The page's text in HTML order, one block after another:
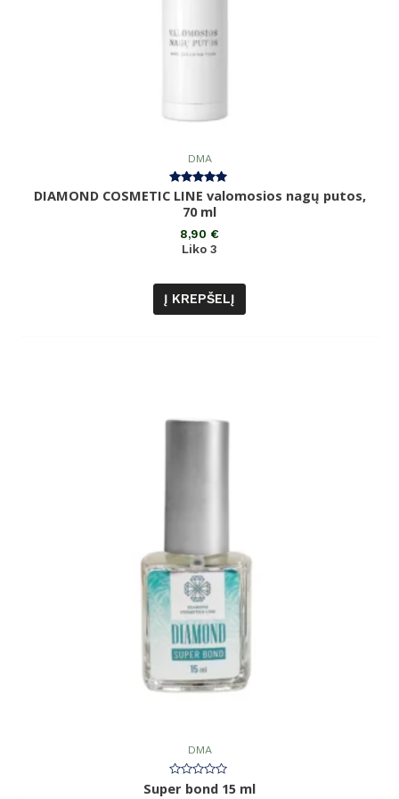
DMA
Įvertinimas:
5.00
iš 5
DIAMOND COSMETIC LINE valomosios nagų putos,
70 ml
8,90 €
Liko 3
Į KREPŠELĮ
DMA
Įvertinimas:
0
Super bond 15 ml